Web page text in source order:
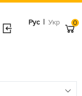
Рус | Укр 0